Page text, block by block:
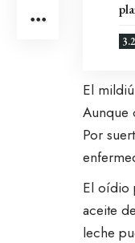
El
Aunque
Por
El oídio
aceite
leche